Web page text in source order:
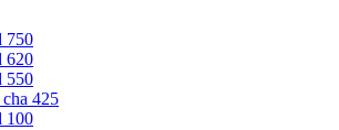
750
620
550
425
100